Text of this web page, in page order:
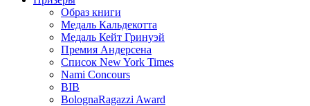
Образ книги
Медаль Кальдекотта
Медаль Кейт Гринуэй
Премия Андерсена
Список New York Times
Nami Concours
BIB
BolognaRagazzi Award